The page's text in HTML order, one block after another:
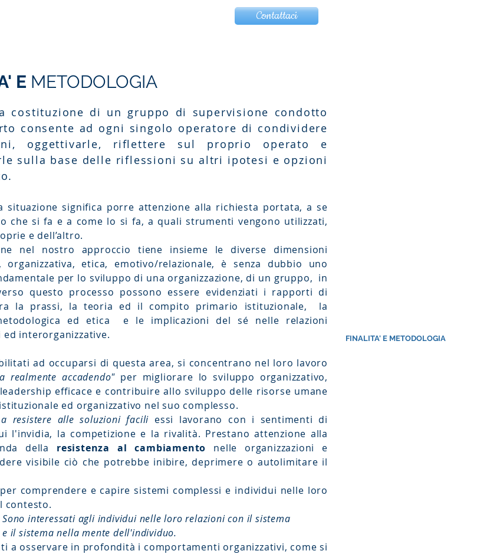
FINALITA' E METODOLOGIA
Contattaci
E METODOLOGIA
costituzione di un gruppo di supervisione condotto
consente ad ogni singolo operatore di condividere
oggettivarle, riflettere sul proprio operato e
sulla base delle riflessioni su altri ipotesi e opzioni
situazione significa porre attenzione alla richiesta portata, a se
che si fa e a come lo si fa, a quali strumenti vengono utilizzati,
e dell’altro.
nel nostro approccio tiene insieme le diverse dimensioni
organizzativa, etica, emotivo/relazionale, è senza dubbio uno
per lo sviluppo di una organizzazione, di un gruppo, in
questo processo possono essere evidenziati i rapporti di
la prassi, la teoria ed il compito primario istituzionale, la
ed etica e le implicazioni del sé nelle relazioni
interorganizzative.
ad occuparsi di questa area, si concentrano nel loro lavoro
realmente accadendo" per migliorare lo sviluppo organizzativo,
efficace e contribuire allo sviluppo delle risorse umane
ed organizzativo nel suo complesso.
resistere alle soluzioni facili essi lavorano con i sentimenti di
l'invidia, la competizione e la rivalità. Prestano attenzione alla
della resistenza al cambiamento nelle organizzazioni e
visibile ciò che potrebbe inibire, deprimere o autolimitare il
comprendere e capire sistemi complessi e individui nelle loro
contesto.
Sono interessati agli individui nelle loro relazioni con il sistema
e il sistema nella mente dell'individuo.
a osservare in profondità i comportamenti organizzativi, come si